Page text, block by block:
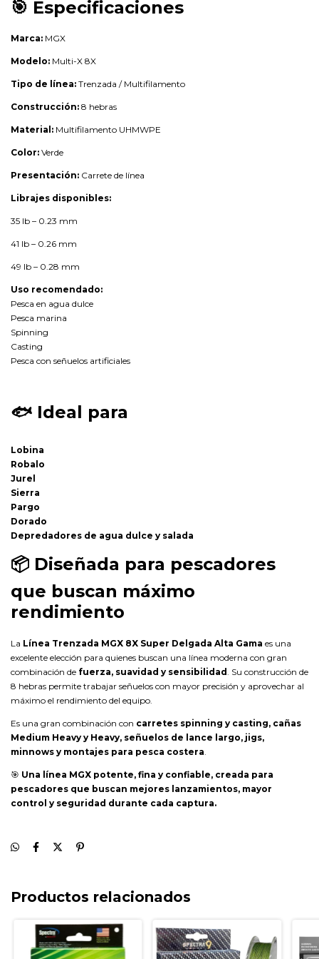
🎯 Especificaciones
Marca: MGX
Modelo: Multi-X 8X
Tipo de línea: Trenzada / Multifilamento
Construcción: 8 hebras
Material: Multifilamento UHMWPE
Color: Verde
Presentación: Carrete de línea
Librajes disponibles:
35 lb – 0.23 mm
41 lb – 0.26 mm
49 lb – 0.28 mm
Uso recomendado:
Pesca en agua dulce
Pesca marina
Spinning
Casting
Pesca con señuelos artificiales
🐟 Ideal para
Lobina
Robalo
Jurel
Sierra
Pargo
Dorado
Depredadores de agua dulce y salada
📦 Diseñada para pescadores
que buscan máximo
rendimiento
La Línea Trenzada MGX 8X Super Delgada Alta Gama es una
excelente elección para quienes buscan una línea moderna con gran
combinación de fuerza, suavidad y sensibilidad. Su construcción de
8 hebras permite trabajar señuelos con mayor precisión y aprovechar al
máximo el rendimiento del equipo.
Es una gran combinación con carretes spinning y casting, cañas
Medium Heavy y Heavy, señuelos de lance largo, jigs,
minnows y montajes para pesca costera.
🎯 Una línea MGX potente, fina y confiable, creada para
pescadores que buscan mejores lanzamientos, mayor
control y seguridad durante cada captura.
Productos relacionados